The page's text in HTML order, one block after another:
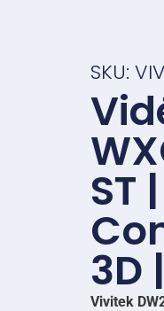
SKU:
ST
3D
Vivitek